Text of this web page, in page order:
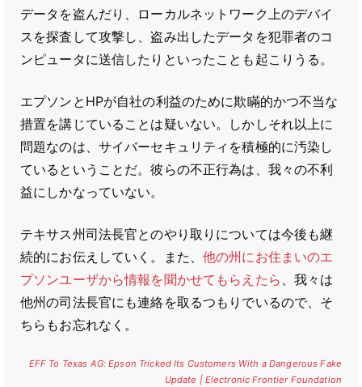
データを盗んだり、ローカルネットワーク上のデバイ
スを探査して攻撃し、盗み出したデータを犯罪者のコ
ンピュータに送信したりといったことも起こりうる。
エプソンとHPが自社の利益のために欺瞞的かつ不当な
措置を講じていることは疑いない。しかしそれ以上に
問題なのは、サイバーセキュリティを積極的に汚染し
ているということだ。彼らの不正行為は、我々の不利
益にしかなっていない。
テキサス州司法長官とのやり取りについては今後も継
続的にお伝えしていく。また、 他の州にお住まいのエ
プソンユーザから情報を聞かせてもらえたら 、我々は
他州の司法長官にも連絡を取るつもりでいるので、そ
ちらもお忘れなく。
EFF To Texas AG: Epson Tricked Its Customers With a Dangerous Fake
Update | Electronic Frontier Foundation